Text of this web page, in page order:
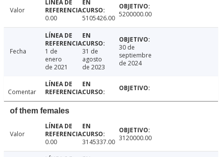
Valor
0.00
5105426.00 5200000.00
Fecha
1 de
enero
de 2021
31 de
agosto
de 2023
30 de
septiembre
de 2024
Comentar
of them females
Valor
0.00
3145337.00 3120000.00